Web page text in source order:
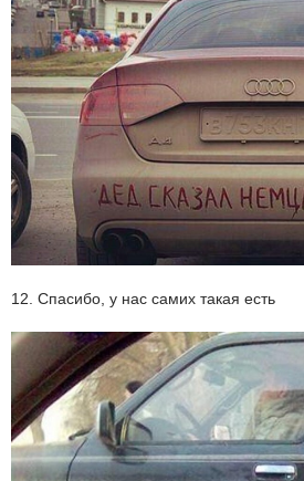
12. Спасибо, у нас самих такая есть